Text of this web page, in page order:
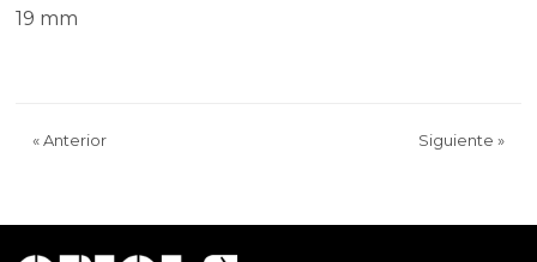
19 mm
«Anterior Siguiente »